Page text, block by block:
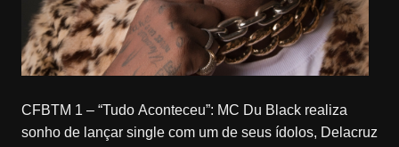
CFBTM 1 – “Tudo Aconteceu”: MC Du Black realiza
sonho de lançar single com um de seus ídolos, Delacruz